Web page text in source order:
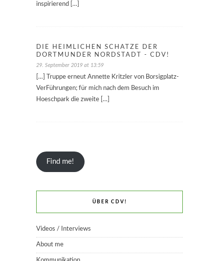
inspirierend […]
DIE HEIMLICHEN SCHÄTZE DER
DORTMUNDER NORDSTADT - CDV!
29. September 2019 at 13:59
[…] Truppe erneut Annette Kritzler von Borsigplatz-
VerFührungen; für mich nach dem Besuch im
Hoeschpark die zweite […]
Find me!
ÜBER CDV!
Videos / Interviews
About me